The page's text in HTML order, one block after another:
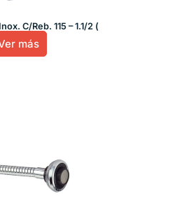
C/Reb. 115 – 1.1/2 (
más